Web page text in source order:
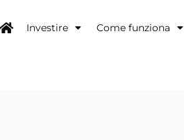
Investire Come funziona